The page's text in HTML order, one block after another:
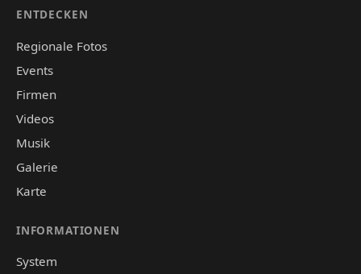
ENTDECKEN
Regionale Fotos
Events
Firmen
Videos
Musik
Galerie
Karte
INFORMATIONEN
System